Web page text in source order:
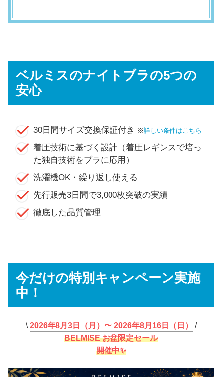
ベルミスのナイトブラの5つの
安心
30日間サイズ交換保証付き ※詳しい条件はこちら
着圧技術に基づく設計（着圧レギンスで培っ
た独自技術をブラに応用）
洗濯機OK・繰り返し使える
先行販売3日間で3,000枚突破の実績
徹底した品質管理
今だけの特別キャンペーン実施
中！
\2026年8月3日（月）〜 2026年8月16日（日）
/
BELMISE お盆限定セール
開催中✨